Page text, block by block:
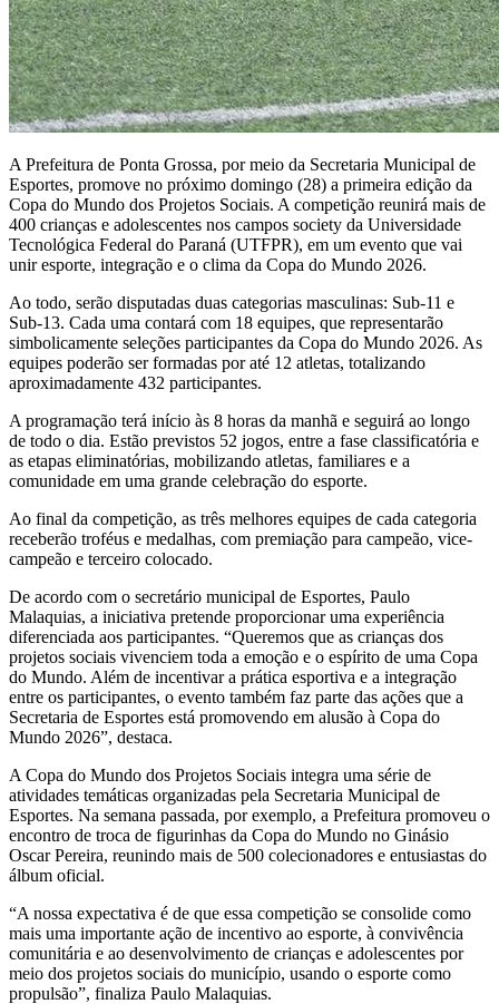
A Prefeitura de Ponta Grossa, por meio da Secretaria Municipal de
Esportes, promove no próximo domingo (28) a primeira edição da
Copa do Mundo dos Projetos Sociais. A competição reunirá mais de
400 crianças e adolescentes nos campos society da Universidade
Tecnológica Federal do Paraná (UTFPR), em um evento que vai
unir esporte, integração e o clima da Copa do Mundo 2026.
Ao todo, serão disputadas duas categorias masculinas: Sub-11 e
Sub-13. Cada uma contará com 18 equipes, que representarão
simbolicamente seleções participantes da Copa do Mundo 2026. As
equipes poderão ser formadas por até 12 atletas, totalizando
aproximadamente 432 participantes.
A programação terá início às 8 horas da manhã e seguirá ao longo
de todo o dia. Estão previstos 52 jogos, entre a fase classificatória e
as etapas eliminatórias, mobilizando atletas, familiares e a
comunidade em uma grande celebração do esporte.
Ao final da competição, as três melhores equipes de cada categoria
receberão troféus e medalhas, com premiação para campeão, vice-
campeão e terceiro colocado.
De acordo com o secretário municipal de Esportes, Paulo
Malaquias, a iniciativa pretende proporcionar uma experiência
diferenciada aos participantes. “Queremos que as crianças dos
projetos sociais vivenciem toda a emoção e o espírito de uma Copa
do Mundo. Além de incentivar a prática esportiva e a integração
entre os participantes, o evento também faz parte das ações que a
Secretaria de Esportes está promovendo em alusão à Copa do
Mundo 2026”, destaca.
A Copa do Mundo dos Projetos Sociais integra uma série de
atividades temáticas organizadas pela Secretaria Municipal de
Esportes. Na semana passada, por exemplo, a Prefeitura promoveu o
encontro de troca de figurinhas da Copa do Mundo no Ginásio
Oscar Pereira, reunindo mais de 500 colecionadores e entusiastas do
álbum oficial.
“A nossa expectativa é de que essa competição se consolide como
mais uma importante ação de incentivo ao esporte, à convivência
comunitária e ao desenvolvimento de crianças e adolescentes por
meio dos projetos sociais do município, usando o esporte como
propulsão”, finaliza Paulo Malaquias.